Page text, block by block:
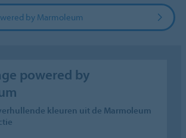
by Marmoleum
powered by
kleuren uit de Marmoleum